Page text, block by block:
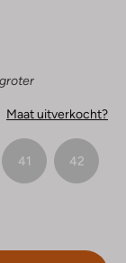
Maat uitverkocht?
41 42